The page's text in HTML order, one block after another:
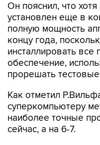
Он пояснил, что
установлен еще в
полную мощность
концу года,
инсталлировать все
обеспечение,
прорешать
Как отметил
суперкомпьютеру
наиболее точные
сейчас, а на 6-7.